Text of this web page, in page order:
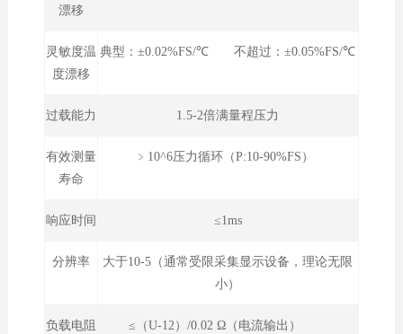
漂移
灵敏度温
度漂移
典型：±0.02%FS/℃ 不超过：±0.05%FS/℃
过载能力 1.5-2倍满量程压力
有效测量
寿命
﹥10^6压力循环（P:10-90%FS）
响应时间 ≤1ms
分辨率
大于10-5（通常受限采集显示设备，理论无限
小）
负载电阻
≤（U-12）/0.02 Ω（电流输出）